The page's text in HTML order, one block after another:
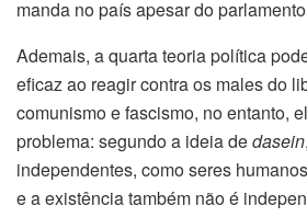
manda no país apesar do
Ademais, a quarta teoria política
eficaz ao reagir contra os males do
comunismo e fascismo, no entanto,
problema: segundo a ideia dedasein
independentes, como seres
e a existência também não é